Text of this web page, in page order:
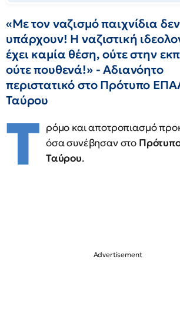
«Με τον ναζισμό παιχνίδια δεν
υπάρχουν! Η ναζιστική
έχει καμία θέση, ούτε στην
ούτε πουθενά!» - Αδιανόητο
περιστατικό στο Πρότυπο
Ταύρου
Τ ρόμο και αποτροπιασμό
όσα συνέβησαν στο
Ταύρου.